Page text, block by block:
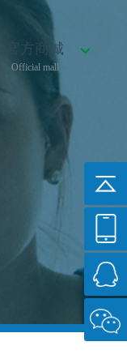
官方商城
Official mall